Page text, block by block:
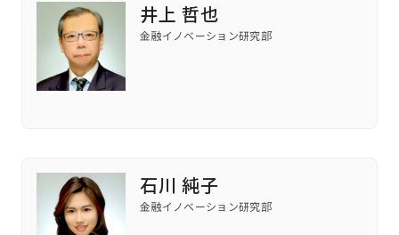
井上 哲也
⾦融イノベーション研究部
石川 純子
⾦融イノベーション研究部